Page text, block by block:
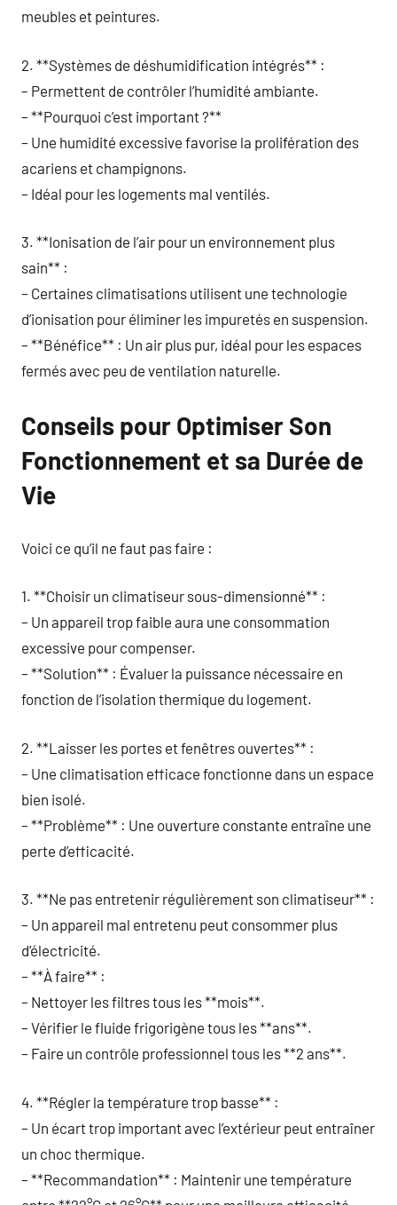
meubles et peintures.
2. **Systèmes de déshumidification intégrés** :
– Permettent de contrôler l’humidité ambiante.
– **Pourquoi c’est important ?**
– Une humidité excessive favorise la prolifération des
acariens et champignons.
– Idéal pour les logements mal ventilés.
3. **Ionisation de l’air pour un environnement plus
sain** :
– Certaines climatisations utilisent une technologie
d’ionisation pour éliminer les impuretés en suspension.
– **Bénéfice** : Un air plus pur, idéal pour les espaces
fermés avec peu de ventilation naturelle.
Conseils pour Optimiser Son
Fonctionnement et sa Durée de
Vie
Voici ce qu’il ne faut pas faire :
1. **Choisir un climatiseur sous-dimensionné** :
– Un appareil trop faible aura une consommation
excessive pour compenser.
– **Solution** : Évaluer la puissance nécessaire en
fonction de l’isolation thermique du logement.
2. **Laisser les portes et fenêtres ouvertes** :
– Une climatisation efficace fonctionne dans un espace
bien isolé.
– **Problème** : Une ouverture constante entraîne une
perte d’efficacité.
3. **Ne pas entretenir régulièrement son climatiseur** :
– Un appareil mal entretenu peut consommer plus
d’électricité.
– **À faire** :
– Nettoyer les filtres tous les **mois**.
– Vérifier le fluide frigorigène tous les **ans**.
– Faire un contrôle professionnel tous les **2 ans**.
4. **Régler la température trop basse** :
– Un écart trop important avec l’extérieur peut entraîner
un choc thermique.
– **Recommandation** : Maintenir une température